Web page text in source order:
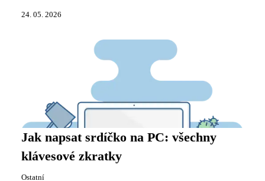
24. 05. 2026
Jak napsat srdíčko na PC: všechny
klávesové zkratky
Ostatní